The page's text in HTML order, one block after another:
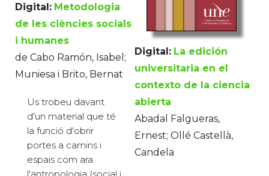
Digital: Metodologia
de les ciències socials
i humanes
de Cabo Ramón, Isabel;
Muniesa i Brito, Bernat
Us trobeu davant
d'un material que té
la funció d'obrir
portes a camins i
espais com ara
l'antropologia (social i
Digital: La edición
universitaria en el
contexto de la ciencia
abierta
Abadal Falgueras,
Ernest; Ollé Castellà,
Candela